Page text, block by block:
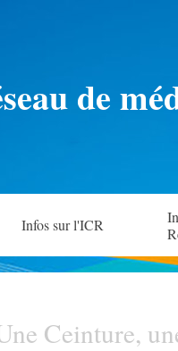
de
Infos sur l'ICR
Ceinture,